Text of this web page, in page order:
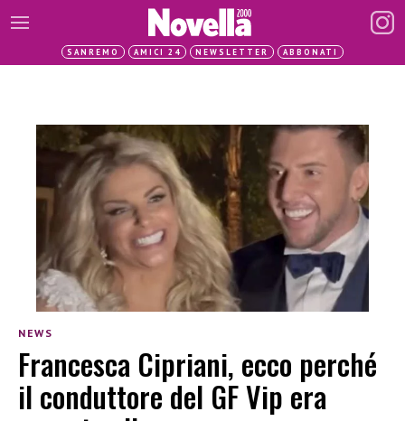
SANREMO AMICI 24 NEWSLETTER ABBONATI
NEWS
Francesca Cipriani, ecco perché
il conduttore del GF Vip era